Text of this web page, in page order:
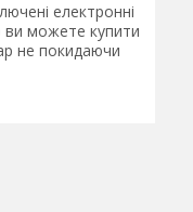
електронні
ви можете купити
не покидаючи